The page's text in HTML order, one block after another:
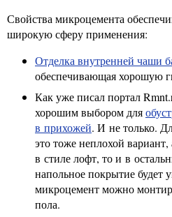
Свойства микроцемента
широкую сферу применения:
Отделка внутренней чаши
обеспечивающая хорошую
Как уже писал портал
хорошим выбором для
в прихожей. И не только.
это тоже неплохой вариант,
в стиле лофт, то и в
напольное покрытие будет
микроцемент можно
пола.